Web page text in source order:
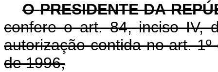
O PRESIDENTE DA
confere o art. 84, inciso IV,
autorização contida no art.
de 1996,